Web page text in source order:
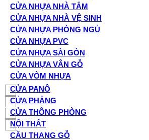
CỬA NHỰA NHÀ TẮM
CỬA NHỰA NHÀ VỆ SINH
CỬA NHỰA PHÒNG NGỦ
CỬA NHỰA PVC
CỬA NHỰA SÀI GÒN
CỬA NHỰA VÂN GỖ
CỬA VÒM NHỰA
CỬA PANÔ
CỬA PHẲNG
CỬA THÔNG PHÒNG
NỘI THẤT
CẦU THANG GỖ